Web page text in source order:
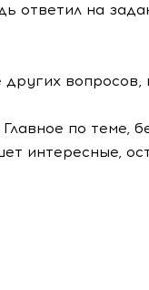
ответил на
по теме,
интересные,